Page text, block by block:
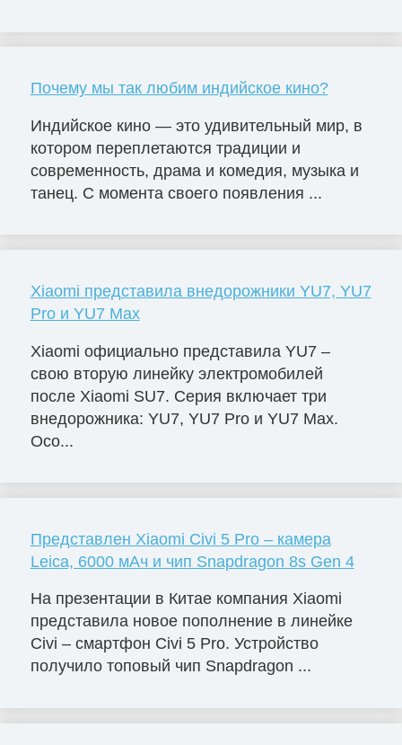
Почему мы так любим индийское кино?
Индийское кино — это удивительный мир, в
котором переплетаются традиции и
современность, драма и комедия, музыка и
танец. С момента своего появления ...
Xiaomi представила внедорожники YU7, YU7
Pro и YU7 Max
Xiaomi официально представила YU7 –
свою вторую линейку электромобилей
после Xiaomi SU7. Серия включает три
внедорожника: YU7, YU7 Pro и YU7 Max.
Осо...
Представлен Xiaomi Civi 5 Pro – камера
Leica, 6000 мАч и чип Snapdragon 8s Gen 4
На презентации в Китае компания Xiaomi
представила новое пополнение в линейке
Civi – смартфон Civi 5 Pro. Устройство
получило топовый чип Snapdragon ...